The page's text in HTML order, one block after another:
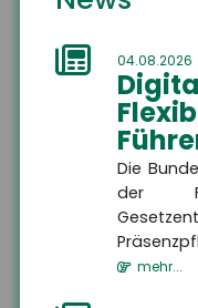
04.08.2026
Die
der
mehr...
Die Sicherheit
Als
Ihren
Service steht bei
Wir freuen uns auf